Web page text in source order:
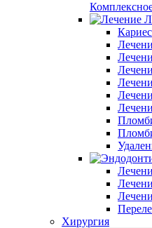
Кариес
Хирургия